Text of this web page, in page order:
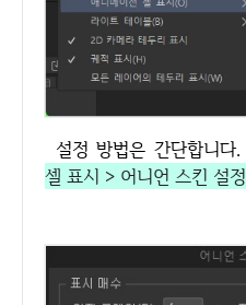
설정 방법은 간단합니다.
셀 표시 > 어니언 스킨 설정